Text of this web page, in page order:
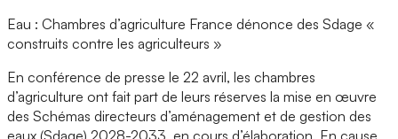
Eau : Chambres d’agriculture France dénonce des Sdage «
construits contre les agriculteurs »
En conférence de presse le 22 avril, les chambres
d’agriculture ont fait part de leurs réserves la mise en œuvre
des Schémas directeurs d’aménagement et de gestion des
eaux (Sdage) 2028-2033, en cours d’élaboration. En cause,